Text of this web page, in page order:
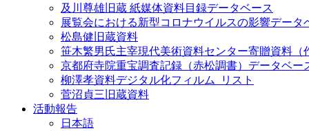
及川尊雄旧蔵 紙媒体資料目録データベース
展覧会における新型コロナウイルスの影響データ
松島健旧蔵資料
笹木繁男氏主宰現代美術資料センター寄贈資料（
京都府寺院重宝調査記録（赤松調書）データベー
柳澤孝資料デジタル化フィルム_リスト
菅沼貞三旧蔵資料
活動報告
日本語